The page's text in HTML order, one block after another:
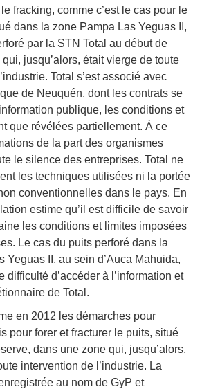
fracking, comme c’est le cas pour le
dans la zone Pampa Las Yeguas II,
par la STN Total au début de
jusqu’alors, était vierge de toute
Total s’est associé avec
de Neuquén, dont les contrats se
publique, les conditions et
que révélées partiellement. À ce
de la part des organismes
le silence des entreprises. Total ne
les techniques utilisées ni la portée
conventionnelles dans le pays. En
estime qu’il est difficile de savoir
les conditions et limites imposées
Le cas du puits perforé dans la
Yeguas II, au sein d’Auca Mahuida,
difficulté d’accéder à l’information et
de Total.
en 2012 les démarches pour
pour forer et fracturer le puits, situé
dans une zone qui, jusqu’alors,
intervention de l’industrie. La
au nom de GyP et